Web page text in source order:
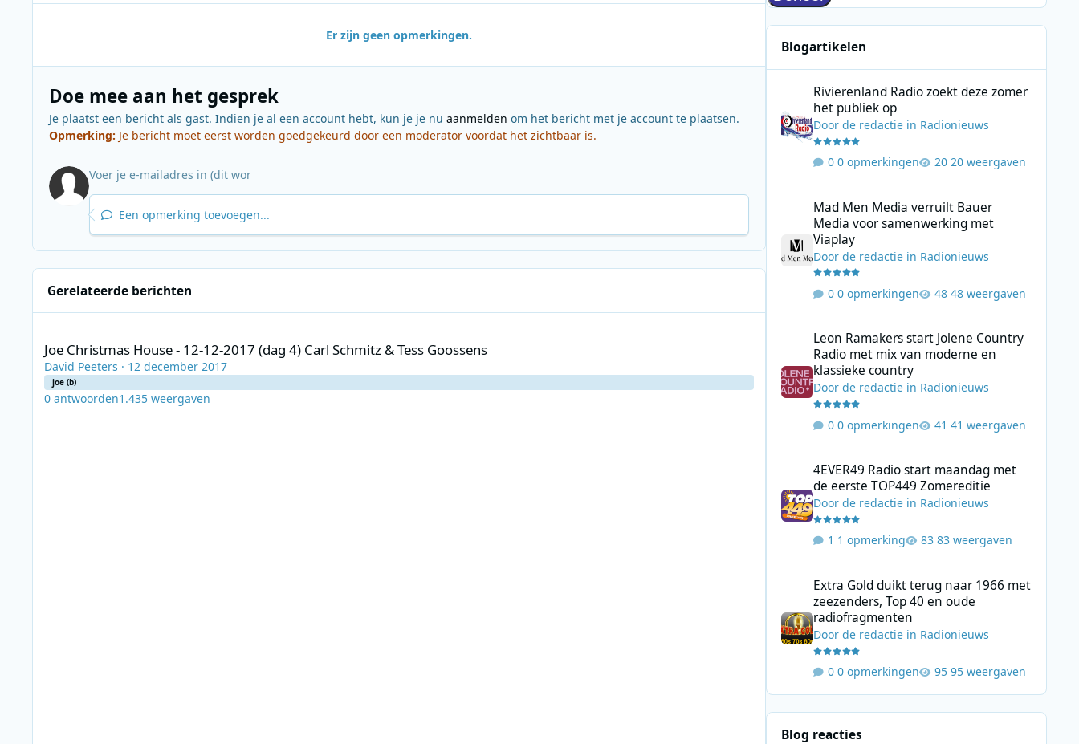
Er zijn geen opmerkingen.
Doe mee aan het gesprek
Je plaatst een bericht als gast. Indien je al een account hebt, kun je je nu aanmelden om het bericht met je account te plaatsen.
Opmerking: Je bericht moet eerst worden goedgekeurd door een moderator voordat het zichtbaar is.
Een opmerking toevoegen...
Gerelateerde berichten
Joe Christmas House - 12-12-2017 (dag 4) Carl Schmitz & Tess Goossens
David Peeters · 12 december 2017
joe (b)
0 antwoorden1.435 weergaven
Blogartikelen
Rivierenland Radio zoekt deze zomer
het publiek op
Door de redactiein Radionieuws
0 opmerkingen 20 weergaven
Mad Men Media verruilt Bauer
Media voor samenwerking met
Viaplay
Door de redactiein Radionieuws
0 opmerkingen 48 weergaven
Leon Ramakers start Jolene Country
Radio met mix van moderne en
klassieke country
Door de redactiein Radionieuws
0 opmerkingen 41 weergaven
4EVER49 Radio start maandag met
de eerste TOP449 Zomereditie
Door de redactiein Radionieuws
1 opmerking 83 weergaven
Extra Gold duikt terug naar 1966 met
zeezenders, Top 40 en oude
radiofragmenten
Door de redactiein Radionieuws
0 opmerkingen 95 weergaven
Blog reacties